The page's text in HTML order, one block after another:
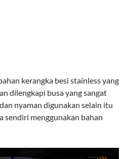
kerangka besi stainless yang
dilengkapi busa yang sangat
nyaman digunakan selain itu
sendiri menggunakan bahan